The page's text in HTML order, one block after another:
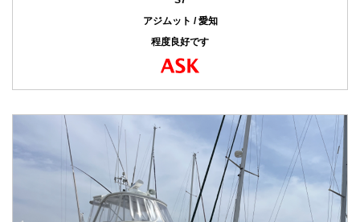
アジムット / 愛知
程度良好です